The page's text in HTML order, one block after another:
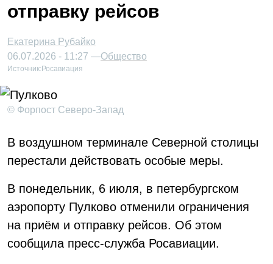
отправку рейсов
Екатерина Рубайко
06.07.2026 - 11:27 —Общество
Источник: Росавиация
© Форпост Северо-Запад
В воздушном терминале Северной столицы
перестали действовать особые меры.
В понедельник, 6 июля, в петербургском
аэропорту Пулково отменили ограничения
на приём и отправку рейсов. Об этом
сообщила пресс-служба Росавиации.